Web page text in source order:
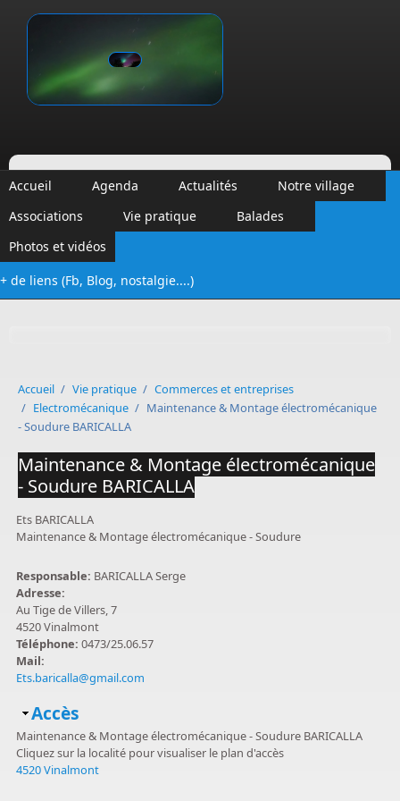
Vinalmont
Accueil Agenda Actualités
Notre village
Associations
Vie pratique
Balades
Photos et vidéos
+ de liens (Fb, Blog, nostalgie....)
Accueil / Vie pratique / Commerces et entreprises
/ Electromécanique / Maintenance & Montage électromécanique
- Soudure BARICALLA
Maintenance & Montage électromécanique
- Soudure BARICALLA
Ets BARICALLA
Maintenance & Montage électromécanique - Soudure
Responsable: BARICALLA Serge
Adresse:
Au Tige de Villers, 7
4520 Vinalmont
Téléphone:0473/25.06.57
Mail:
Ets.baricalla@gmail.com
Masquer
Accès
Maintenance & Montage électromécanique - Soudure BARICALLA
Cliquez sur la localité pour visualiser le plan d'accès
4520 Vinalmont